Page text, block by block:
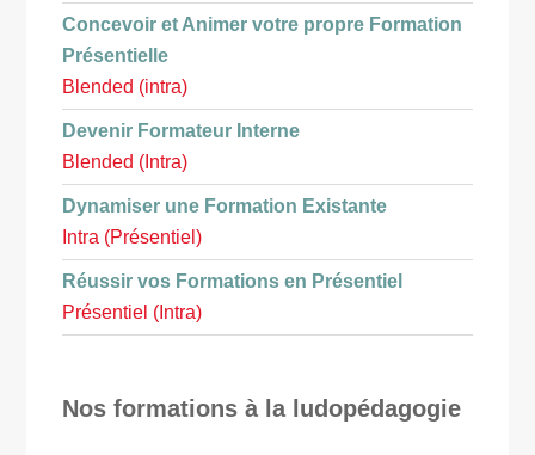
Concevoir et Animer votre propre Formation
Présentielle
Blended (intra)
Devenir Formateur Interne
Blended (Intra)
Dynamiser une Formation Existante
Intra (Présentiel)
Réussir vos Formations en Présentiel
Présentiel (Intra)
Nos formations à la ludopédagogie